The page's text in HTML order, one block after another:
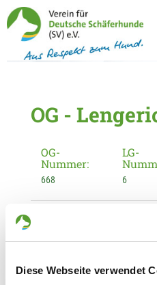
Diese Webseite verwendet
OG -
OG-
Nummer:
668
LG-
6
Lengerich/Westf.
Holger Henning